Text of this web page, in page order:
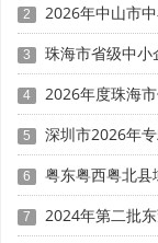
2 2026年中山市中小企业
3 珠海市省级中小企业数
4 2026年度珠海市促进实体经济
5 深圳市2026年专
6 粤东粤西粤北
7 2024年第二批东莞市中